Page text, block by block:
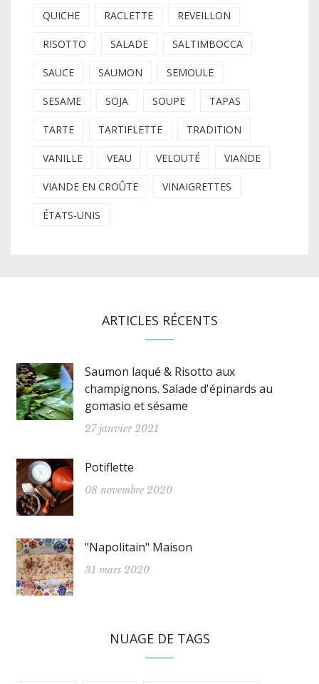
QUICHE RACLETTE REVEILLON
RISOTTO SALADE SALTIMBOCCA
SAUCE SAUMON SEMOULE
SESAME SOJA SOUPE TAPAS
TARTE TARTIFLETTE TRADITION
VANILLE VEAU VELOUTÉ VIANDE
VIANDE EN CROÛTE VINAIGRETTES
ÉTATS-UNIS
ARTICLES RÉCENTS
Saumon laqué & Risotto aux
champignons. Salade d'épinards au
gomasio et sésame
27 janvier 2021
Potiflette
08 novembre 2020
"Napolitain" Maison
31 mars 2020
NUAGE DE TAGS